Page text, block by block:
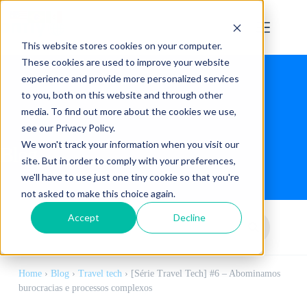
This website stores cookies on your computer.
These cookies are used to improve your website
experience and provide more personalized services
to you, both on this website and through other
media. To find out more about the cookies we use,
see our Privacy Policy.
We won't track your information when you visit our
site. But in order to comply with your preferences,
we'll have to use just one tiny cookie so that you're
not asked to make this choice again.
Accept Decline
Blog
Home› Blog› Travel tech› [Série Travel Tech] #6 – Abominamos
burocracias e processos complexos